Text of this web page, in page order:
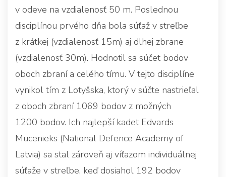
v odeve na vzdialenosť 50 m. Poslednou
disciplínou prvého dňa bola súťaž v streľbe
z krátkej (vzdialenosť 15m) aj dlhej zbrane
(vzdialenosť 30m). Hodnotil sa súčet bodov
oboch zbraní a celého tímu. V tejto disciplíne
vynikol tím z Lotyšska, ktorý v súčte nastrieľal
z oboch zbraní 1069 bodov z možných
1200 bodov. Ich najlepší kadet Edvards
Mucenieks (National Defence Academy of
Latvia) sa stal zároveň aj víťazom individuálnej
súťaže v streľbe, keď dosiahol 192 bodov